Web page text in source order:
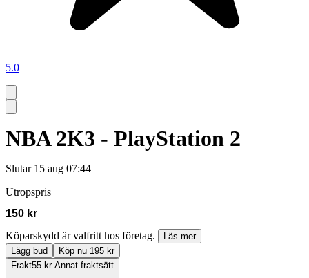
5.0
NBA 2K3 - PlayStation 2
Slutar 15 aug 07:44
Utropspris
150 kr
Köparskydd är valfritt hos företag.
Läs mer
Lägg bud
Köp nu 195 kr
Frakt55 kr Annat fraktsätt